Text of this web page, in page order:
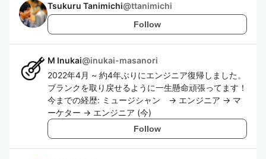
Tsukuru Tanimichi@ttanimichi
Follow
M Inukai@inukai-masanori
2022年4月 ~ 約4年ぶりにエンジニア復帰しました。
ブランクを取り戻せるように一生懸命頑張ってます！
今までの経歴: ミュージシャン → エンジニア → マ
ーケター → エンジニア (今)
Follow